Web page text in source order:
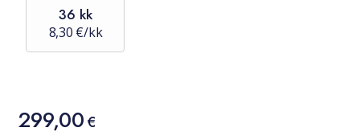
36 kk
8,30 €/kk
Hinta
299,00 €
299,00€